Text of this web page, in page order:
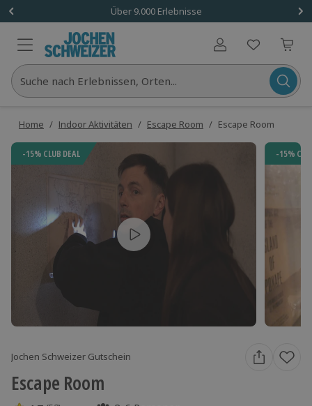
Über 9.000 Erlebnisse
Benutzerkonto
Suche nach Erlebnissen, Orten...
Home / Indoor Aktivitäten / Escape Room / Escape Room
-15% CLUB DEAL -15%
Jochen Schweizer Gutschein
Escape Room